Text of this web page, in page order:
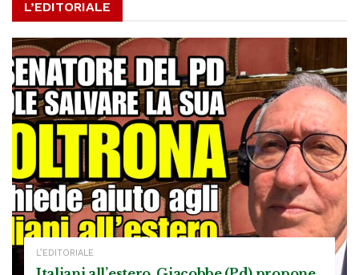
L’EDITORIALE
L’EDITORIALE